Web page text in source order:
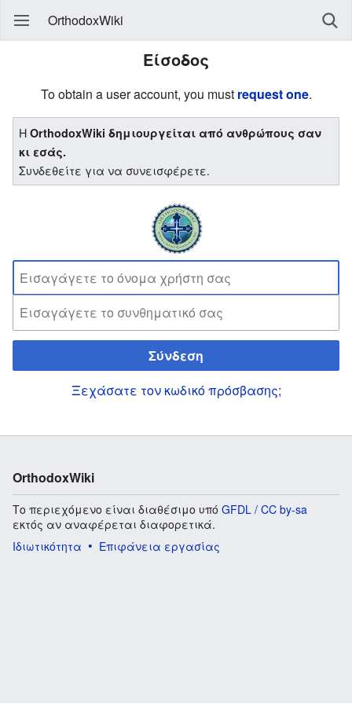
OrthodoxWiki
Είσοδος
To obtain a user account, you must request one.
ΗOrthodoxWiki δημιουργείται από ανθρώπους σαν
κι εσάς.
Συνδεθείτε για να συνεισφέρετε.
Σύνδεση
Ξεχάσατε τον κωδικό πρόσβασης;
OrthodoxWiki
Το περιεχόμενο είναι διαθέσιμο υπό GFDL / CC by-sa
εκτός αν αναφέρεται διαφορετικά.
Ιδιωτικότητα
Επιφάνεια εργασίας